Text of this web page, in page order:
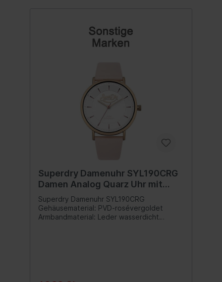
Superdry Damenuhr SYL190CRG
Damen Analog Quarz Uhr mit
Leder Armband SUPER DEAL
Superdry Damenuhr SYL190CRG
Gehäusematerial: PVD-rosévergoldet
Armbandmaterial: Leder wasserdicht